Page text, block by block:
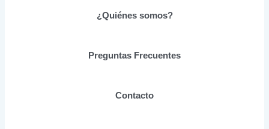
¿Quiénes somos?
Preguntas Frecuentes
Contacto